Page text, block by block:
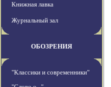
Книжная лавка
Журнальный зал
ОБОЗРЕНИЯ
"Классики и современники"